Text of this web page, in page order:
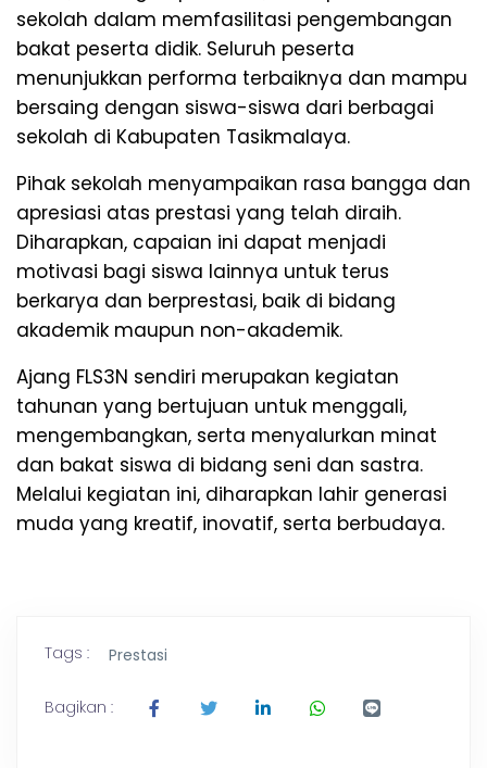
sekolah dalam memfasilitasi pengembangan
bakat peserta didik. Seluruh peserta
menunjukkan performa terbaiknya dan mampu
bersaing dengan siswa-siswa dari berbagai
sekolah di Kabupaten Tasikmalaya.
Pihak sekolah menyampaikan rasa bangga dan
apresiasi atas prestasi yang telah diraih.
Diharapkan, capaian ini dapat menjadi
motivasi bagi siswa lainnya untuk terus
berkarya dan berprestasi, baik di bidang
akademik maupun non-akademik.
Ajang FLS3N sendiri merupakan kegiatan
tahunan yang bertujuan untuk menggali,
mengembangkan, serta menyalurkan minat
dan bakat siswa di bidang seni dan sastra.
Melalui kegiatan ini, diharapkan lahir generasi
muda yang kreatif, inovatif, serta berbudaya.
Tags : Prestasi
Bagikan :